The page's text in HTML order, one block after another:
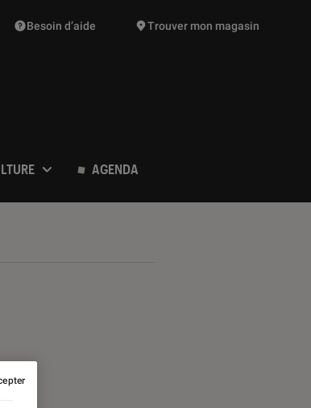
suggestions de produits vont vous être proposées
Besoin d’aide Trouver mon magasin
AGENDA